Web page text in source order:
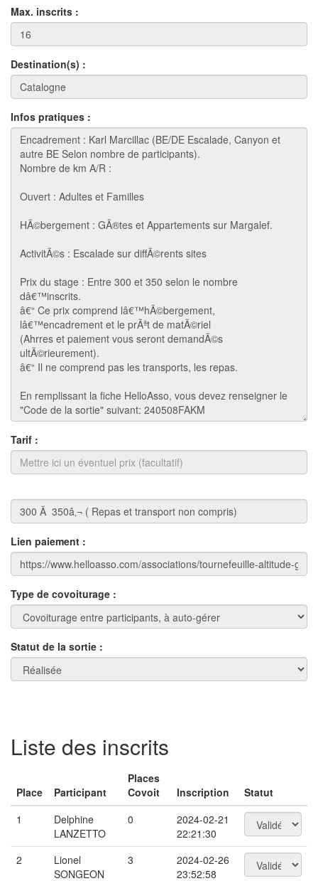
Max. inscrits :
Destination(s) :
Infos pratiques :
Tarif :
Lien paiement :
Type de covoiturage :
Statut de la sortie :
Liste des inscrits
Place Participant
Places
Covoit
Inscription
Statut
1
Delphine
LANZETTO
0
2024-02-21
22:21:30
2
Lionel
SONGEON
3
2024-02-26
23:52:58